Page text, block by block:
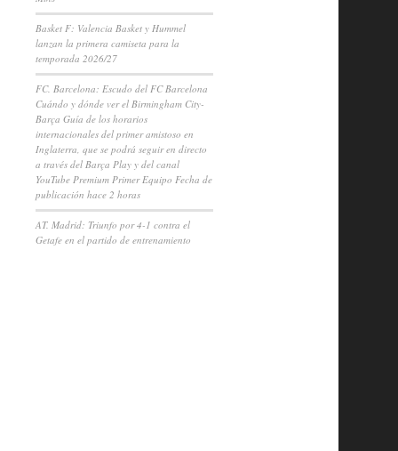
Basket F: Valencia Basket y Hummel
lanzan la primera camiseta para la
temporada 2026/27
FC. Barcelona: Escudo del FC Barcelona
Cuándo y dónde ver el Birmingham City-
Barça Guía de los horarios
internacionales del primer amistoso en
Inglaterra, que se podrá seguir en directo
a través del Barça Play y del canal
YouTube Premium Primer Equipo Fecha de
publicación hace 2 horas
AT. Madrid: Triunfo por 4-1 contra el
Getafe en el partido de entrenamiento